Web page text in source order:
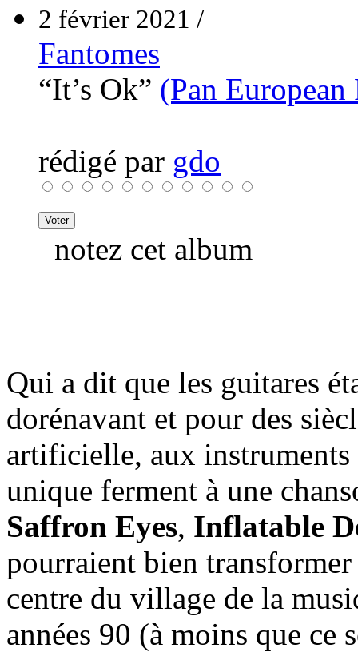
2 février 2021 /
Fantomes
“It’s Ok” (Pan
rédigé par gdo
notez cet album
Qui a dit que les guitares
dorénavant et pour des
artificielle, aux
unique ferment à une
Saffron Eyes, Inflatable
pourraient bien transformer
centre du village de la
années 90 (à moins que ce